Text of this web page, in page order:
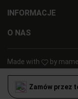
Zamów przez
INFORMACJE
O NAS
Made with by